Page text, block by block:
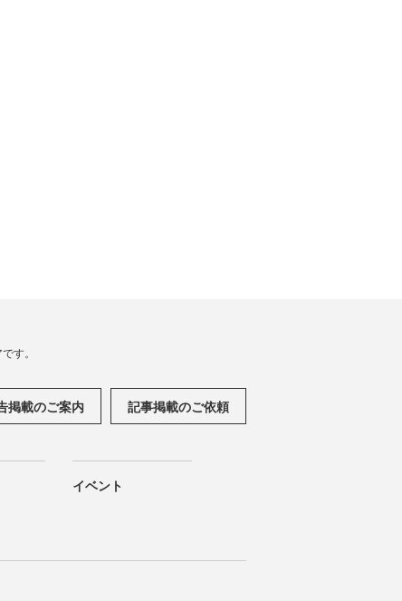
す。
掲載のご案内 記事掲載のご依頼
イベント